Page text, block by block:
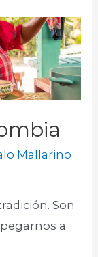
Mallarino
Son
a